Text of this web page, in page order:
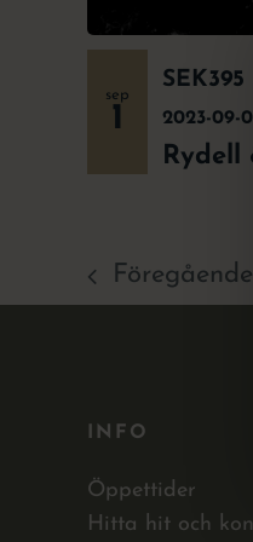
sep
1
Rydell
2023-09-
SEK395
Föregående
INFO
Öppettider
Hitta hit och